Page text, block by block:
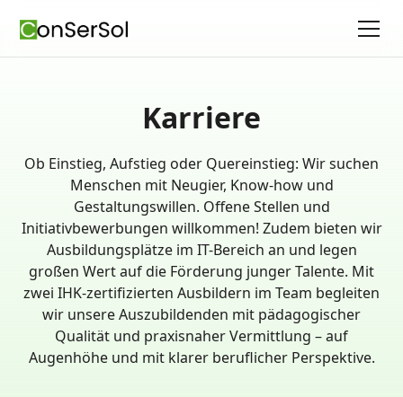
Karriere
Ob Einstieg, Aufstieg oder Quereinstieg: Wir suchen
Menschen mit Neugier, Know-how und
Gestaltungswillen. Offene Stellen und
Initiativbewerbungen willkommen! Zudem bieten wir
Ausbildungsplätze im IT-Bereich an und legen
großen Wert auf die Förderung junger Talente. Mit
zwei IHK-zertifizierten Ausbildern im Team begleiten
wir unsere Auszubildenden mit pädagogischer
Qualität und praxisnaher Vermittlung – auf
Augenhöhe und mit klarer beruflicher Perspektive.